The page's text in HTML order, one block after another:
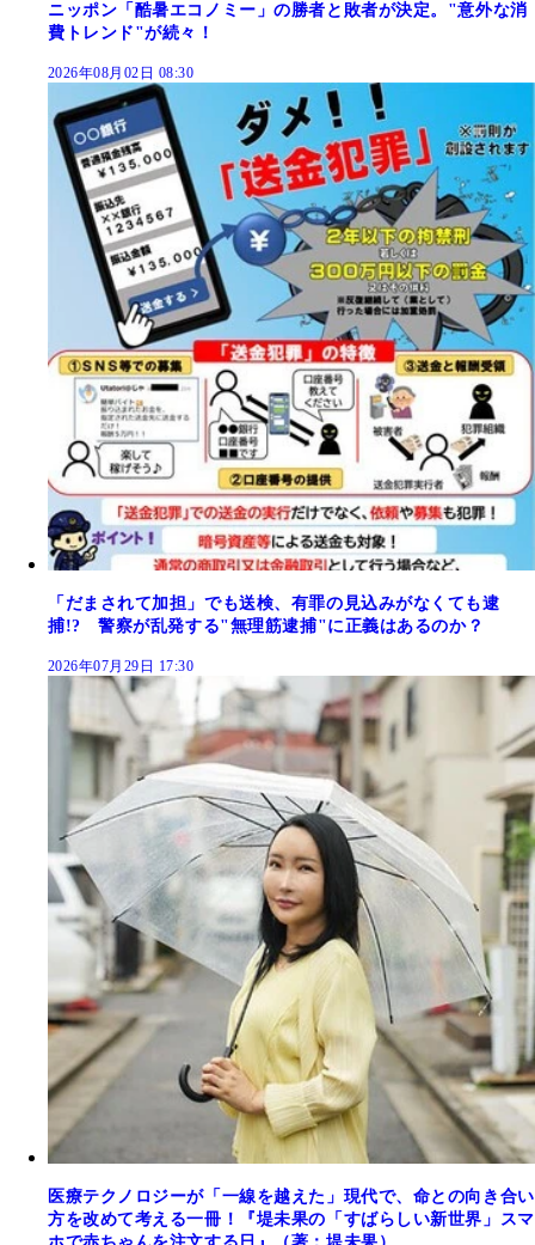
ニッポン「酷暑エコノミー」の勝者と敗者が決定。"意外な消
費トレンド"が続々！
2026年08月02日 08:30
「だまされて加担」でも送検、有罪の見込みがなくても逮
捕!? 警察が乱発する"無理筋逮捕"に正義はあるのか？
2026年07月29日 17:30
医療テクノロジーが「一線を越えた」現代で、命との向き合い
方を改めて考える一冊！『堤未果の「すばらしい新世界」スマ